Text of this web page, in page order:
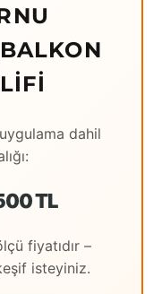
dahil
TL
fiyatıdır –
isteyiniz.